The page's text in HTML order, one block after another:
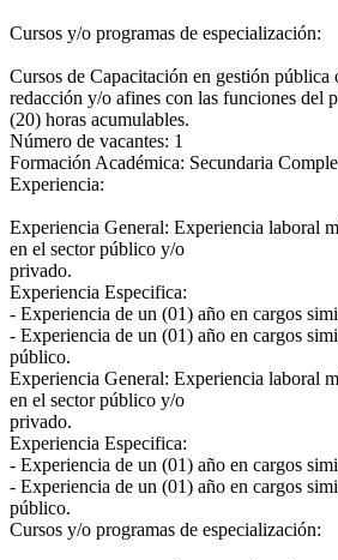
Cursos y/o programas de especialización:
Cursos de Capacitación en gestión pública
redacción y/o afines con las funciones del
(20) horas acumulables.
Número de vacantes: 1
Formación Académica: Secundaria
Experiencia:
Experiencia General: Experiencia laboral
en el sector público y/o
privado.
Experiencia Especifica:
- Experiencia de un (01) año en cargos
- Experiencia de un (01) año en cargos
público.
Experiencia General: Experiencia laboral
en el sector público y/o
privado.
Experiencia Especifica:
- Experiencia de un (01) año en cargos
- Experiencia de un (01) año en cargos
público.
Cursos y/o programas de especialización: